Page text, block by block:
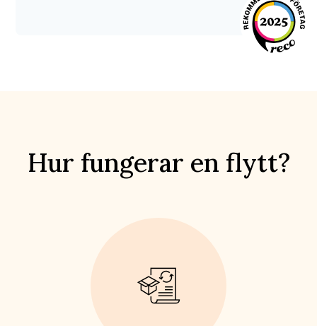
Hur fungerar en flytt?